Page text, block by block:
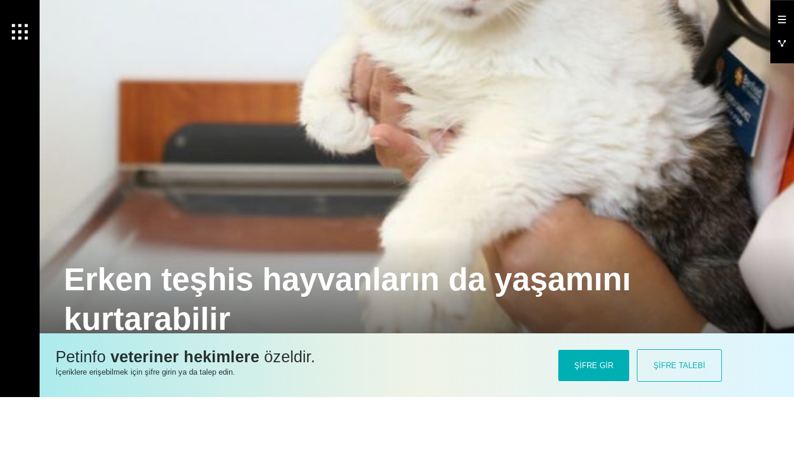
Erken teşhis hayvanların da yaşamını
kurtarabilir
Royal Canin Türkiye, “Kedinizi Veteriner Hekimine Götürün” sosyal farkındalık projesinde bu yıl hayvan sahiplerine bir soruyla
ulaşıyor: “Onu tam olarak anladığınıza emin misiniz?”
Petinfoveteriner hekimlere özeldir.
İçeriklere erişebilmek için şifre girin ya da talep edin.
ŞİFRE GİR ŞİFRE TALEBİ